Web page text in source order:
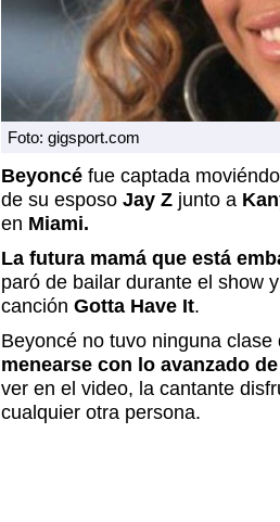
Foto: gigsport.com
Beyoncé fue captada
de su esposo Jay Z junto a
en Miami.
La futura mamá que está
paró de bailar durante el show
canción Gotta Have It.
Beyoncé no tuvo ninguna
menearse con lo avanzado
ver en el video, la cantante
cualquier otra persona.